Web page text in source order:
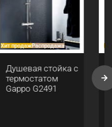
Хит продажРаспродажа
Душевая стойка с
термостатом
Gappo G2491